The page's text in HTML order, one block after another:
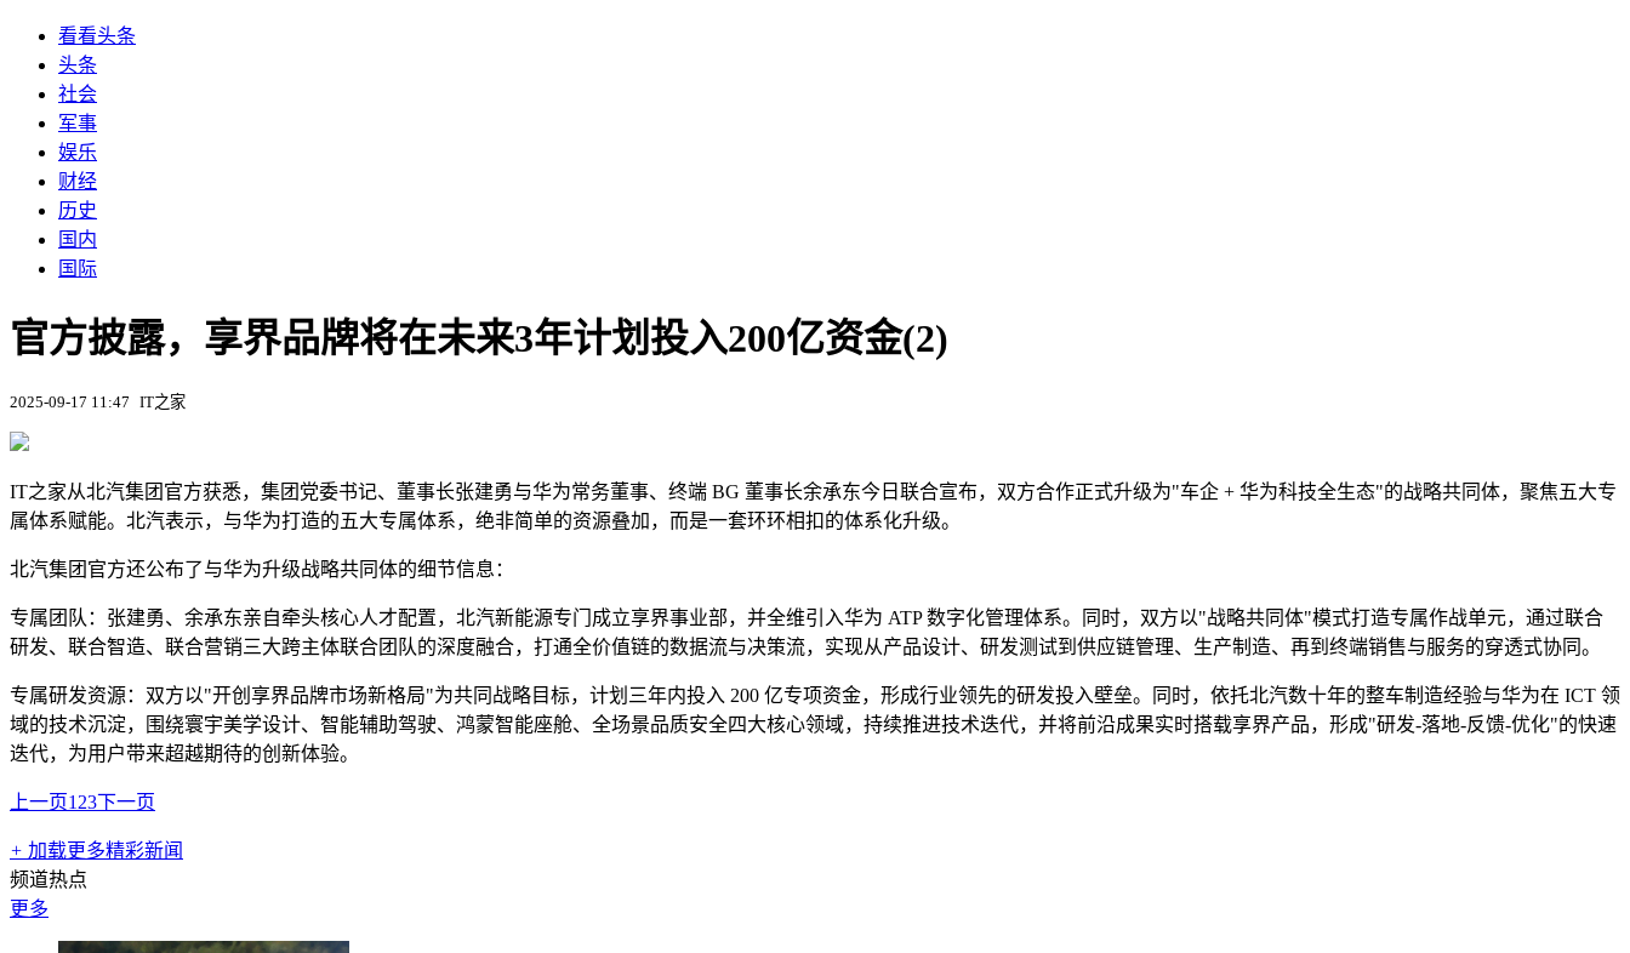
看看头条
头条
社会
军事
娱乐
财经
历史
国内
国际
官方披露，享界品牌将在未来3年计划投入200亿资金(2)
2025-09-17 11:47 IT之家
IT之家从北汽集团官方获悉，集团党委书记、董事长张建勇与华为常务董事、终端 BG 董事长余承东今日联合宣布，双方合作正式升级为"车企 + 华为科技全生态"的战略共同体，聚焦五大专
属体系赋能。北汽表示，与华为打造的五大专属体系，绝非简单的资源叠加，而是一套环环相扣的体系化升级。
北汽集团官方还公布了与华为升级战略共同体的细节信息：
专属团队：张建勇、余承东亲自牵头核心人才配置，北汽新能源专门成立享界事业部，并全维引入华为 ATP 数字化管理体系。同时，双方以"战略共同体"模式打造专属作战单元，通过联合
研发、联合智造、联合营销三大跨主体联合团队的深度融合，打通全价值链的数据流与决策流，实现从产品设计、研发测试到供应链管理、生产制造、再到终端销售与服务的穿透式协同。
专属研发资源：双方以"开创享界品牌市场新格局"为共同战略目标，计划三年内投入 200 亿专项资金，形成行业领先的研发投入壁垒。同时，依托北汽数十年的整车制造经验与华为在 ICT 领
域的技术沉淀，围绕寰宇美学设计、智能辅助驾驶、鸿蒙智能座舱、全场景品质安全四大核心领域，持续推进技术迭代，并将前沿成果实时搭载享界产品，形成"研发-落地-反馈-优化"的快速
迭代，为用户带来超越期待的创新体验。
上一页1 23下一页
+ 加载更多精彩新闻
频道热点
更多